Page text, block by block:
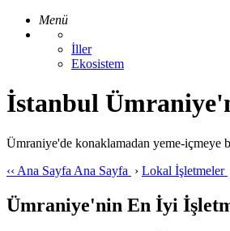
Menü
İller
Ekosistem
İstanbul
Ümraniye'de konaklamadan yeme-içmeye
‹‹ Ana Sayfa Ana Sayfa › Lokal İşletmeler
Ümraniye'nin En İyi